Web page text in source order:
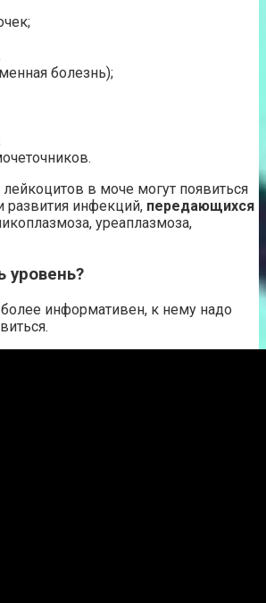
болезнь);
в моче могут появиться
развития инфекций, передающихся
уреаплазмоза,
уровень?
информативен, к нему надо